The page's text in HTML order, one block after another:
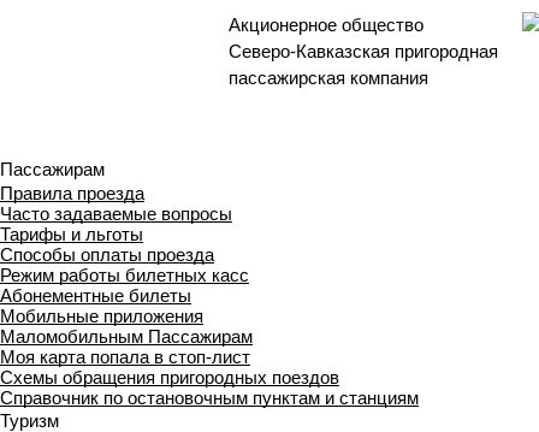
Акционерное общество
Северо-Кавказская пригородная
пассажирская компания
Пассажирам
Правила проезда
Часто задаваемые вопросы
Тарифы и льготы
Способы оплаты проезда
Режим работы билетных касс
Абонементные билеты
Мобильные приложения
Маломобильным Пассажирам
Моя карта попала в стоп-лист
Cхемы обращения пригородных поездов
Справочник по остановочным пунктам и станциям
Туризм